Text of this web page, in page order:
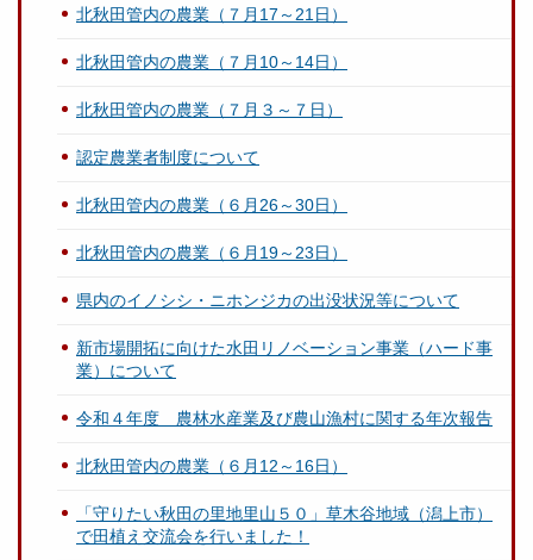
北秋田管内の農業（７月17～21日）
北秋田管内の農業（７月10～14日）
北秋田管内の農業（７月３～７日）
認定農業者制度について
北秋田管内の農業（６月26～30日）
北秋田管内の農業（６月19～23日）
県内のイノシシ・ニホンジカの出没状況等について
新市場開拓に向けた水田リノベーション事業（ハード事
業）について
令和４年度 農林水産業及び農山漁村に関する年次報告
北秋田管内の農業（６月12～16日）
「守りたい秋田の里地里山５０」草木谷地域（潟上市）
で田植え交流会を行いました！